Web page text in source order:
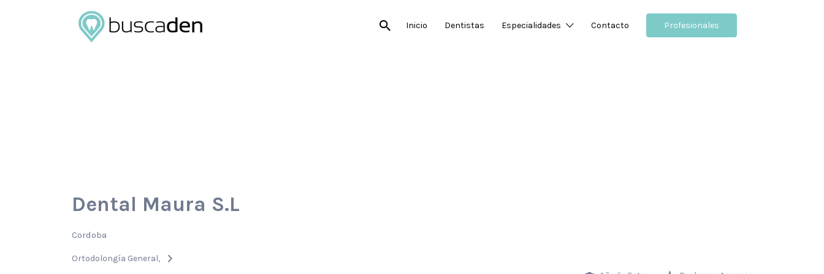
Inicio Dentistas Especialidades Contacto Profesionales
Buscar
por:
Dental Maura S.L
Cordoba
Ortodolongía General